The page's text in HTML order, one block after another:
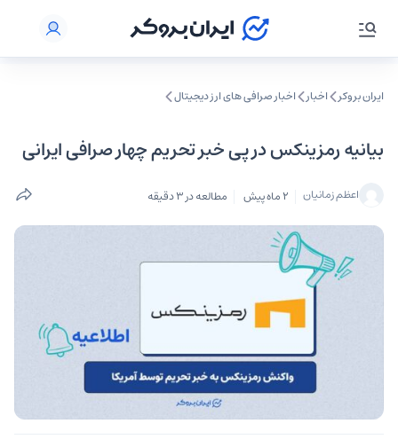
ایران بروکر اخبار اخبار صرافی‌ های ارز دیجیتال
بیانیه رمزینکس در پی خبر تحریم چهار صرافی ایرانی
اعظم زمانیان 2 ماه پیش مطالعه در 3 دقیقه